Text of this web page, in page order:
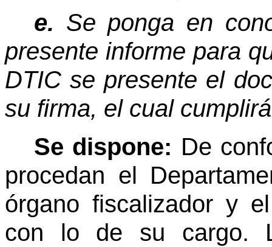
e. Se ponga en
presente informe para
DTIC se presente el
su firma, el cual
Se dispone: De
procedan el
órgano fiscalizador y
con lo de su cargo.